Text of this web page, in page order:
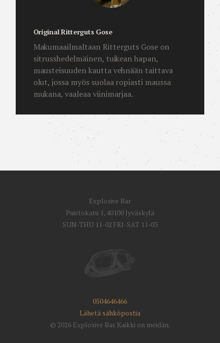
Original Ritterguts Gose
Makumaailmaltaan Ritterguts Gose on
sitrusshedelmäinen, tuikean hapan,
mausteisuuden kautta vehnään taittava
olut, jossa myös suolaa ropiasti maussa
mukana, vaaleaa viinimarjaa.
Explosive Bar
Puistokatu 1, 40100 Jyväskylä
SUN-THU 11-02 FRI-SAT 11-03
0504646466
Lähetä sähköpostia
© 2026 Explosive Bar. Kaikki on meidän.